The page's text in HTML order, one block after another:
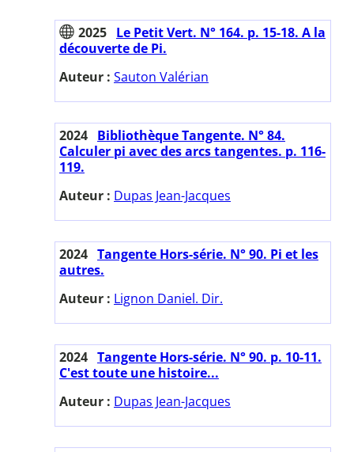
2025 Le Petit Vert. N° 164. p. 15-18. A la
découverte de Pi.
Auteur : Sauton Valérian
2024 Bibliothèque Tangente. N° 84.
Calculer pi avec des arcs tangentes. p. 116-
119.
Auteur : Dupas Jean-Jacques
2024 Tangente Hors-série. N° 90. Pi et les
autres.
Auteur : Lignon Daniel. Dir.
2024 Tangente Hors-série. N° 90. p. 10-11.
C'est toute une histoire...
Auteur : Dupas Jean-Jacques